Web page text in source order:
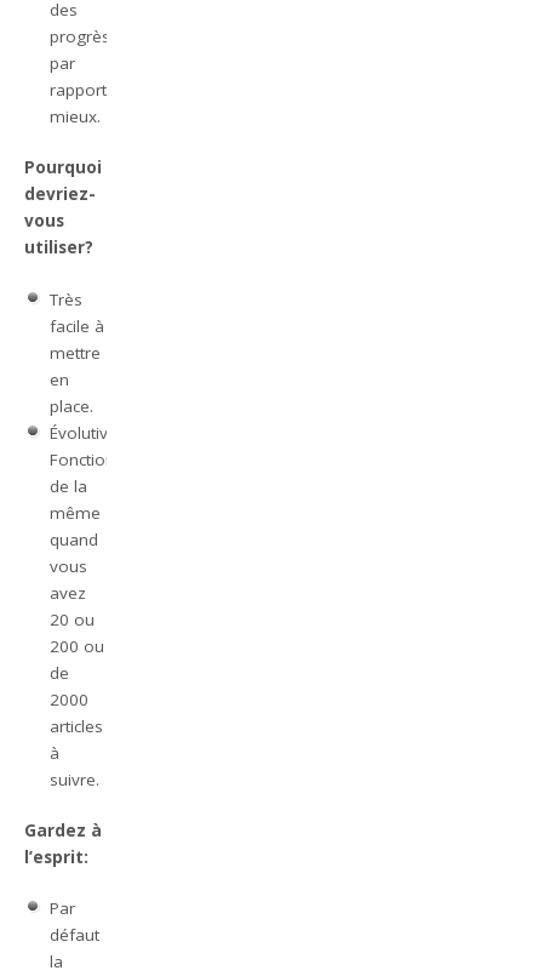
des
progrès
par
rapport
mieux.
Pourquoi
devriez-
vous
utiliser?
Très
facile à
mettre
en
place.
Évolutive.
Fonctionne
de la
même
quand
vous
avez
20 ou
200 ou
de
2000
articles
à
suivre.
Gardez à
l’esprit:
Par
défaut
la